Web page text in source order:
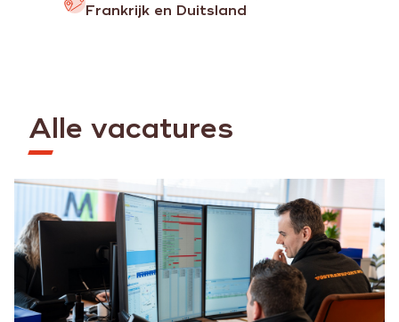
Frankrijk en Duitsland
Alle vacatures